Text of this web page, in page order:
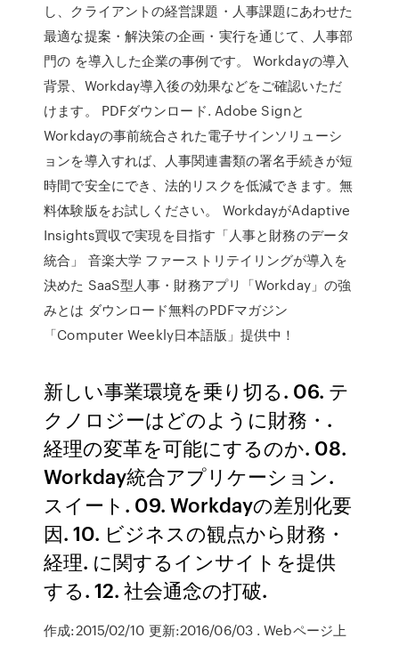
し、クライアントの経営課題・人事課題にあわせた
最適な提案・解決策の企画・実行を通じて、人事部
門の を導入した企業の事例です。 Workdayの導入
背景、Workday導入後の効果などをご確認いただ
けます。 PDFダウンロード. Adobe Signと
Workdayの事前統合された電子サインソリューシ
ョンを導入すれば、人事関連書類の署名手続きが短
時間で安全にでき、法的リスクを低減できます。無
料体験版をお試しください。 WorkdayがAdaptive
Insights買収で実現を目指す「人事と財務のデータ
統合」 音楽大学 ファーストリテイリングが導入を
決めた SaaS型人事・財務アプリ「Workday」の強
みとは ダウンロード無料のPDFマガジン
「Computer Weekly日本語版」提供中！
新しい事業環境を乗り切る. 06. テ
クノロジーはどのように財務・.
経理の変革を可能にするのか. 08.
Workday統合アプリケーション.
スイート. 09. Workdayの差別化要
因. 10. ビジネスの観点から財務・
経理. に関するインサイトを提供
する. 12. 社会通念の打破.
作成:2015/02/10 更新:2016/06/03 . Webページ上